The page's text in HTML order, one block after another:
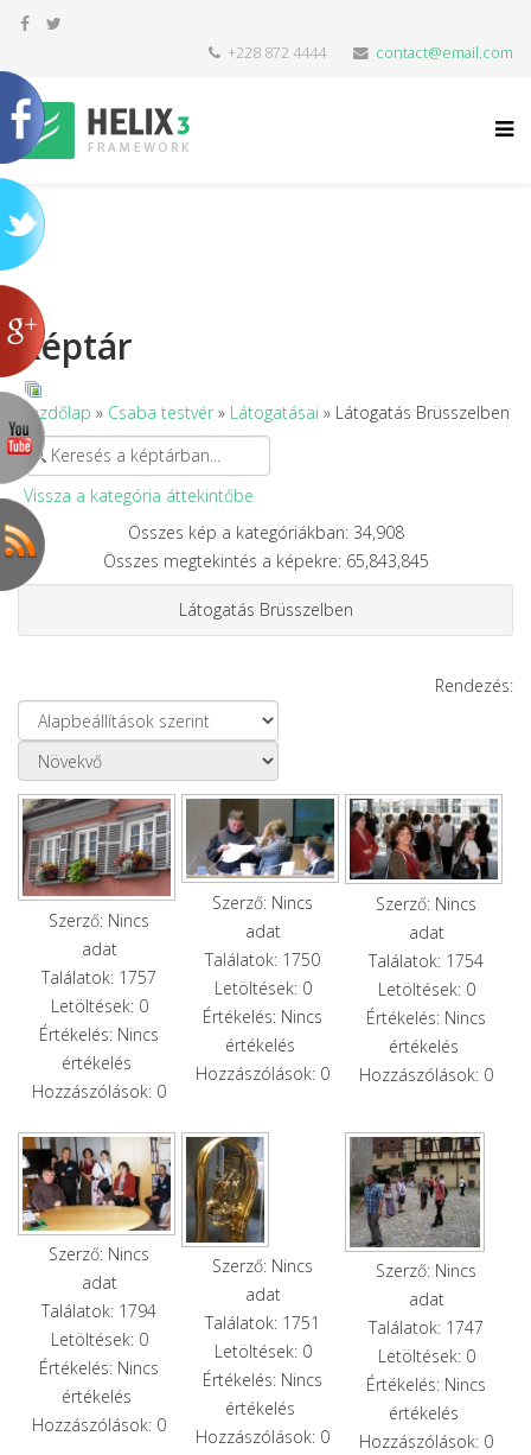
+228 872 4444 contact@email.com
Képtár
Kezdőlap » Csaba testvér » Látogatásai » Látogatás Brüsszelben
Vissza a kategória áttekintőbe
Összes kép a kategóriákban: 34,908
Összes megtekintés a képekre: 65,843,845
Látogatás Brüsszelben
Rendezés:
Szerző: Nincs
adat
Találatok: 1757
Letöltések: 0
Értékelés: Nincs
értékelés
Hozzászólások: 0
Szerző: Nincs
adat
Találatok: 1750
Letöltések: 0
Értékelés: Nincs
értékelés
Hozzászólások: 0
Szerző: Nincs
adat
Találatok: 1754
Letöltések: 0
Értékelés: Nincs
értékelés
Hozzászólások: 0
Szerző: Nincs
adat
Találatok: 1794
Letöltések: 0
Értékelés: Nincs
értékelés
Hozzászólások: 0
Szerző: Nincs
adat
Találatok: 1751
Letöltések: 0
Értékelés: Nincs
értékelés
Hozzászólások: 0
Szerző: Nincs
adat
Találatok: 1747
Letöltések: 0
Értékelés: Nincs
értékelés
Hozzászólások: 0